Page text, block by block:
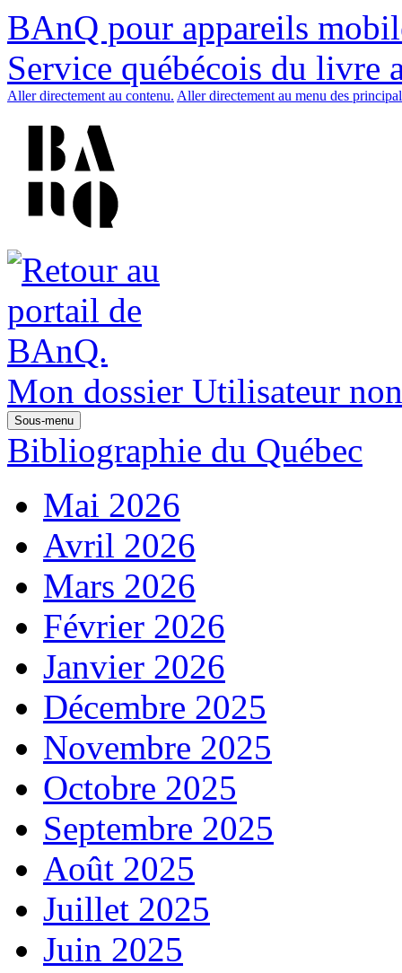
BAnQ pour appareils
Service québécois du livre
Aller directement au contenu. Aller directement au menu des
Mon dossier Utilisateur
Sous-menu
Bibliographie du Québec
Mai 2026
Avril 2026
Mars 2026
Février 2026
Janvier 2026
Décembre 2025
Novembre 2025
Octobre 2025
Septembre 2025
Août 2025
Juillet 2025
Juin 2025